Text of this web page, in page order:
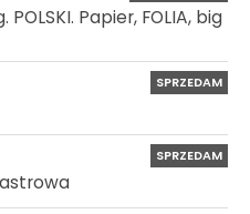
POLSKI. Papier, FOLIA, big
SPRZEDAM
SPRZEDAM